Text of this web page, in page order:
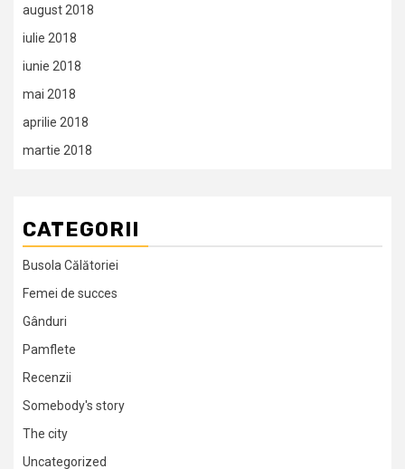
august 2018
iulie 2018
iunie 2018
mai 2018
aprilie 2018
martie 2018
CATEGORII
Busola Călătoriei
Femei de succes
Gânduri
Pamflete
Recenzii
Somebody's story
The city
Uncategorized